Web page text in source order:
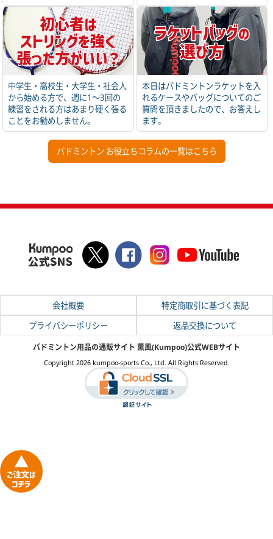
中学生・高校生・大学生・社会人
から始める方で、週に1～3回の
練習をされる方はあまり硬く張る
ことをお勧めしません。
本日はバドミントンラケットを入
れるケースやバッグについてのご
質問を頂きましたので、お答えし
ます。
バドミントン お役立ちコラムの一覧はこちら
会社概要
特定商取引に基づく表記
プライバシーポリシー
返品交換について
バドミントン用品の通販サイト 薫風(Kumpoo)公式WEBサイト
Copyright 2026 kumpoo-sports Co., Ltd. All Rights Reserved.